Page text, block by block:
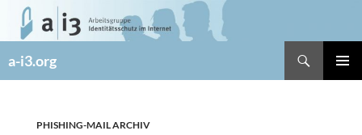
Zum
Inhalt
a-i3.org
PHISHING-MAIL ARCHIV